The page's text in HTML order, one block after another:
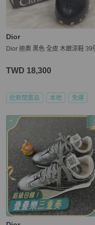
Dior
Dior 迪奧 黑色 全皮 木跟涼鞋 39
TWD 18,300
近新閒置品 本地 免運